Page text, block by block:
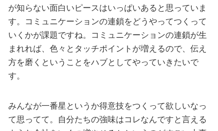
が知らない面白いピースはいっぱいあると思っていま
す。コミュニケーションの連鎖をどうやってつくって
いくかが課題ですね。コミュニケーションの連鎖が生
まれれば、色々とタッチポイントが増えるので、伝え
方を磨くということをハブとしてやっていきたいで
す。
みんなが一番星というか得意技をつくって欲しいなっ
て思ってて。自分たちの強味はコレなんですと言える